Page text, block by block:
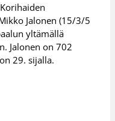
Jalonen (15/3/5
yltämällä
Jalonen on 702
29. sijalla.